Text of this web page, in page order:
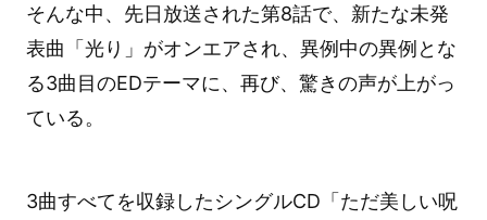
そんな中、先日放送された第8話で、新たな未発
表曲「光り」がオンエアされ、異例中の異例とな
る3曲目のEDテーマに、再び、驚きの声が上がっ
ている。
3曲すべてを収録したシングルCD「ただ美しい呪